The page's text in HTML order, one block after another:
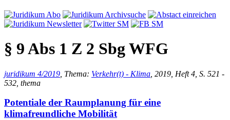
§ 9 Abs 1 Z 2 Sbg WFG
juridikum 4/2019 , Thema: Verkehr(t) - Klima , 2019, Heft 4, S. 521 -
532, thema
Potentiale der Raumplanung für eine
klimafreundliche Mobilität